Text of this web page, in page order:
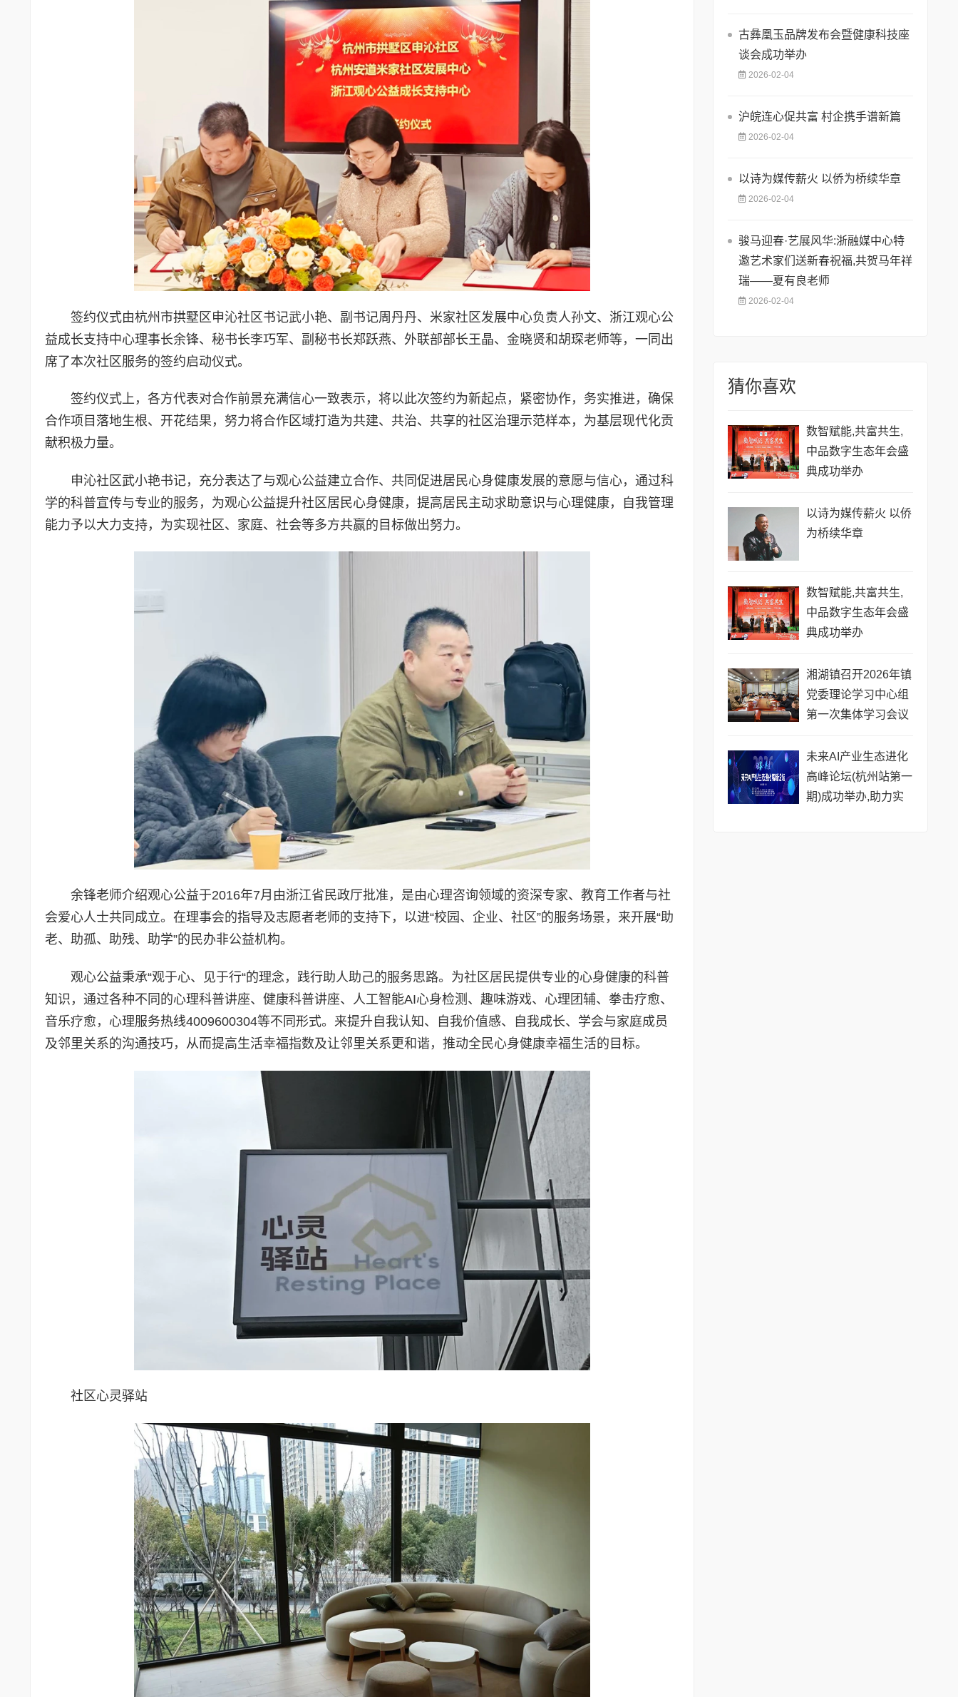
签约仪式由杭州市拱墅区申沁社区书记武小艳、副书记周丹丹、米家社区发展中心负责人孙文、浙江观心公
益成长支持中心理事长余锋、秘书长李巧军、副秘书长郑跃燕、外联部部长王晶、金晓贤和胡琛老师等，一同出
席了本次社区服务的签约启动仪式。
签约仪式上，各方代表对合作前景充满信心一致表示，将以此次签约为新起点，紧密协作，务实推进，确保
合作项目落地生根、开花结果，努力将合作区域打造为共建、共治、共享的社区治理示范样本，为基层现代化贡
献积极力量。
申沁社区武小艳书记，充分表达了与观心公益建立合作、共同促进居民心身健康发展的意愿与信心，通过科
学的科普宣传与专业的服务，为观心公益提升社区居民心身健康，提高居民主动求助意识与心理健康，自我管理
能力予以大力支持，为实现社区、家庭、社会等多方共赢的目标做出努力。
余锋老师介绍观心公益于2016年7月由浙江省民政厅批准，是由心理咨询领域的资深专家、教育工作者与社
会爱心人士共同成立。在理事会的指导及志愿者老师的支持下，以进“校园、企业、社区”的服务场景，来开展“助
老、助孤、助残、助学”的民办非公益机构。
观心公益秉承“观于心、见于行“的理念，践行助人助己的服务思路。为社区居民提供专业的心身健康的科普
知识，通过各种不同的心理科普讲座、健康科普讲座、人工智能AI心身检测、趣味游戏、心理团辅、拳击疗愈、
音乐疗愈，心理服务热线4009600304等不同形式。来提升自我认知、自我价值感、自我成长、学会与家庭成员
及邻里关系的沟通技巧，从而提高生活幸福指数及让邻里关系更和谐，推动全民心身健康幸福生活的目标。
社区心灵驿站
古彝凰玉品牌发布会暨健康科技座
谈会成功举办
2026-02-04
沪皖连心促共富 村企携手谱新篇
2026-02-04
以诗为媒传薪火 以侨为桥续华章
2026-02-04
骏马迎春·艺展风华:浙融媒中心特
邀艺术家们送新春祝福,共贺马年祥
瑞——夏有良老师
2026-02-04
猜你喜欢
数智赋能,共富共生,
中品数字生态年会盛
典成功举办
以诗为媒传薪火 以侨
为桥续华章
数智赋能,共富共生,
中品数字生态年会盛
典成功举办
湘湖镇召开2026年镇
党委理论学习中心组
第一次集体学习会议
未来AI产业生态进化
高峰论坛(杭州站第一
期)成功举办,助力实